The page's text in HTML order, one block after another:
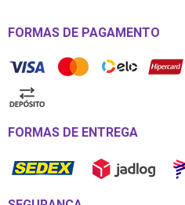
FORMAS DE PAGAMENTO
FORMAS DE ENTREGA